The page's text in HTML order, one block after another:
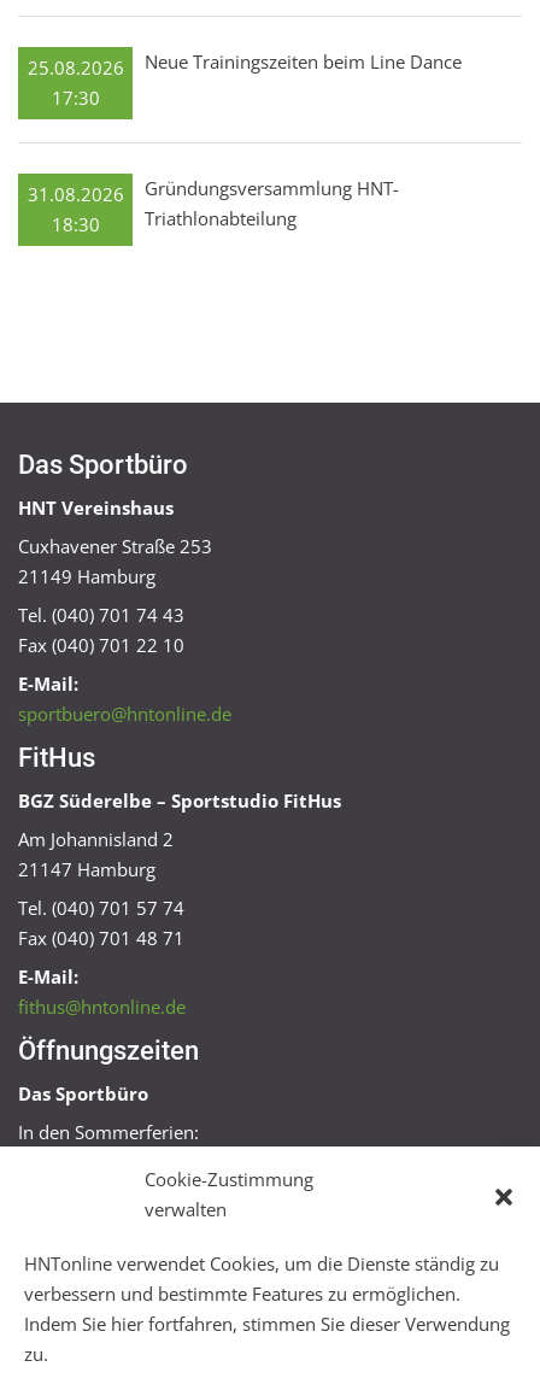
Cookie-Zustimmung
verwalten
HNTonline verwendet Cookies, um die Dienste ständig zu
verbessern und bestimmte Features zu ermöglichen.
Indem Sie hier fortfahren, stimmen Sie dieser Verwendung
zu.
25.08.2026
17:30
Neue Trainingszeiten beim Line Dance
31.08.2026
18:30
Gründungsversammlung HNT-
Triathlonabteilung
Das Sportbüro
HNT Vereinshaus
Cuxhavener Straße 253
21149 Hamburg
Tel. (040) 701 74 43
Fax (040) 701 22 10
E-Mail:
sportbuero@hntonline.de
FitHus
BGZ Süderelbe – Sportstudio FitHus
Am Johannisland 2
21147 Hamburg
Tel. (040) 701 57 74
Fax (040) 701 48 71
E-Mail:
fithus@hntonline.de
Öffnungszeiten
Das Sportbüro
In den Sommerferien:
Mo + Mi 16:00 – 18:00 Uhr
Mo – Fr 08:00 – 22:00 Uhr
Sa + So 10:00 – 18:00 Uhr